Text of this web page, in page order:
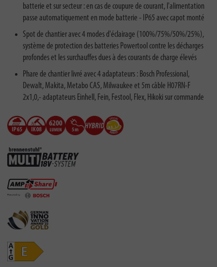
batterie et sur secteur : en cas de coupure de courant, l'alimentation
passe automatiquement en mode batterie - IP65 avec capot monté
Spot de chantier avec 4 modes d'éclairage (100%/75%/50%/25%),
système de protection des batteries Powertool contre les décharges
profondes et les surchauffes dues à des courants de charge élevés
Phare de chantier livré avec 4 adaptateurs : Bosch Professional,
Dewalt, Makita, Metabo CAS, Milwaukee et 5m câble H07RN-F
2x1,0,- adaptateurs Einhell, Fein, Festool, Flex, Hikoki sur commande